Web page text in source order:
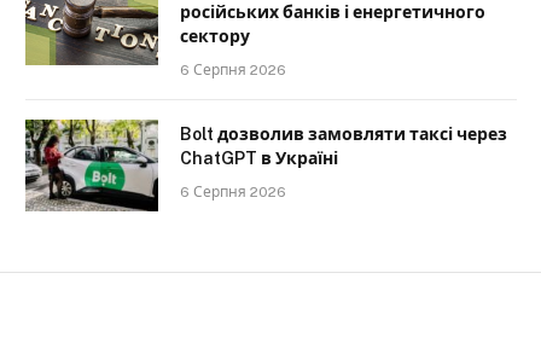
російських банків і енергетичного
сектору
6 Серпня 2026
Bolt дозволив замовляти таксі через
ChatGPT в Україні
6 Серпня 2026